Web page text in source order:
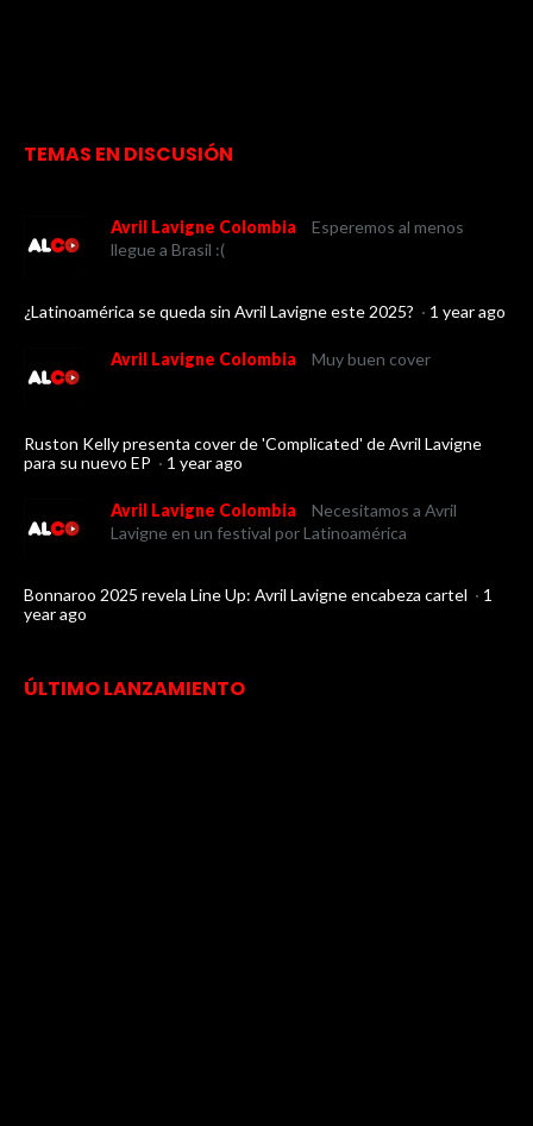
TEMAS EN DISCUSIÓN
Avril Lavigne Colombia
Esperemos al menos
llegue a Brasil :(
¿Latinoamérica se queda sin Avril Lavigne este 2025? · 1 year ago
Avril Lavigne Colombia Muy buen cover
Ruston Kelly presenta cover de 'Complicated' de Avril Lavigne
para su nuevo EP · 1 year ago
Avril Lavigne Colombia
Necesitamos a Avril
Lavigne en un festival por Latinoamérica
Bonnaroo 2025 revela Line Up: Avril Lavigne encabeza cartel · 1
year ago
ÚLTIMO LANZAMIENTO